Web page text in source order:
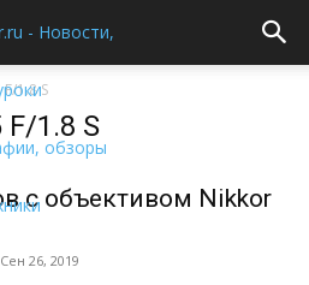
1.8 S
F/1.8 S
с объективом Nikkor
Сен 26, 2019